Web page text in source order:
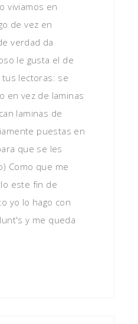
viviamos en
de vez en
verdad da
le gusta el de
lectoras: se
en vez de laminas
laminas de
puestas en
que se les
Como que me
este fin de
yo lo hago con
y me queda